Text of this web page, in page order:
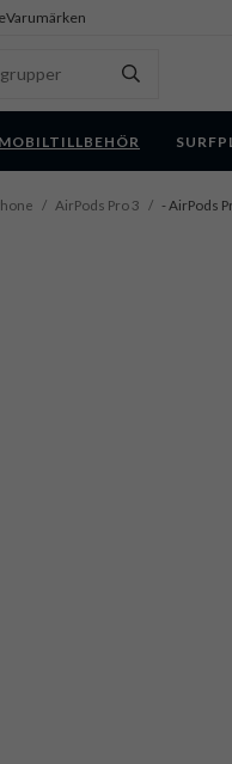
Varumärken
MOBILTILLBEHÖR
/ AirPods Pro 3 / - AirPods